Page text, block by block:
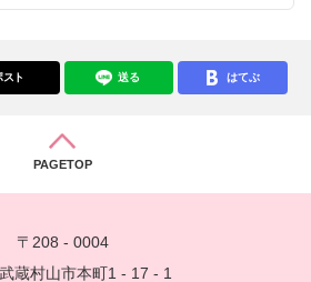
スト 送る はてぶ
PAGETOP
〒208 - 0004
蔵村山市本町1 - 17 - 1